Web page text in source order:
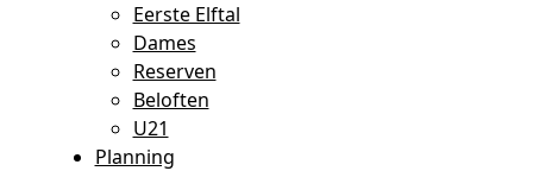
Eerste Elftal
Dames
Reserven
Beloften
U21
Planning